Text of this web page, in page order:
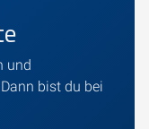
und
bist du bei